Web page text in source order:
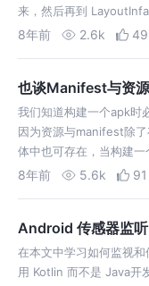
来，然后再到
射创建出来的。而 An
8年前 2.6k 49
也谈Manifest与资
我们知道构建一个apk时
因为资源与manifest除
体中也可存在，当构建
manifest进行合并....
8年前 5.6k 91
Android 传感器监
在本文中学习如何监视
用 Kotlin 而不是 Java开